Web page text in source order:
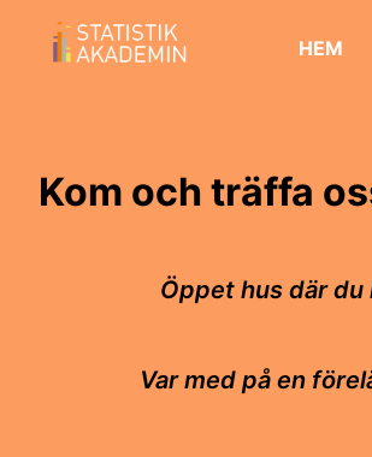
HEM
Kom och träffa
Öppet hus där du
Var med på en